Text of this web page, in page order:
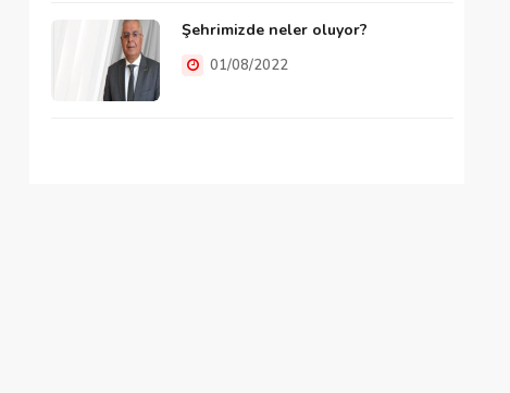
Şehrimizde neler oluyor?
01/08/2022